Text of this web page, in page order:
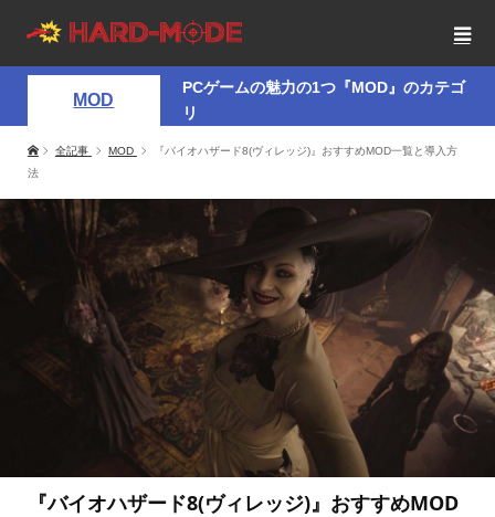
MOD
PCゲームの魅力の1つ『MOD』のカテゴ
リ
全記事 MOD
『バイオハザード8(ヴィレッジ)』おすすめMOD一覧と導入方
法
『バイオハザード8(ヴィレッジ)』おすすめMOD